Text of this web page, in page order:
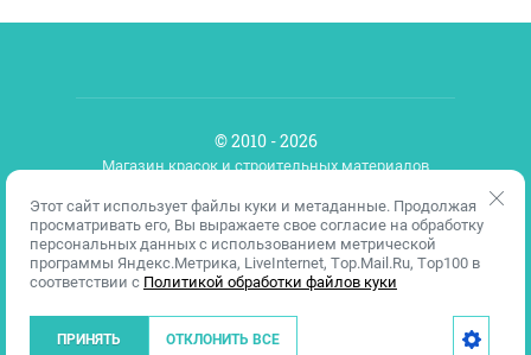
© 2010 - 2026
Магазин красок и строительных материалов
Разработка сайтов для строительных компаний
Политика конфиденциальности
Этот сайт использует файлы куки и метаданные. Продолжая
просматривать его, Вы выражаете свое согласие на обработку
персональных данных с использованием метрической
программы Яндекс.Метрика, LiveInternet, Top.Mail.Ru, Top100 в
соответствии с Политикой обработки файлов куки
ПРИНЯТЬ ОТКЛОНИТЬ ВСЕ